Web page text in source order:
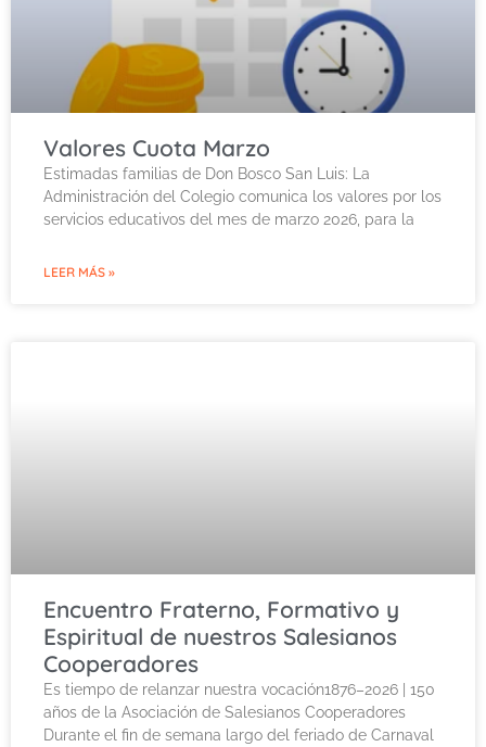
Valores Cuota Marzo
Estimadas familias de Don Bosco San Luis: La
Administración del Colegio comunica los valores por los
servicios educativos del mes de marzo 2026, para la
LEER MÁS »
Encuentro Fraterno, Formativo y
Espiritual de nuestros Salesianos
Cooperadores
Es tiempo de relanzar nuestra vocación1876–2026 | 150
años de la Asociación de Salesianos Cooperadores
Durante el fin de semana largo del feriado de Carnaval